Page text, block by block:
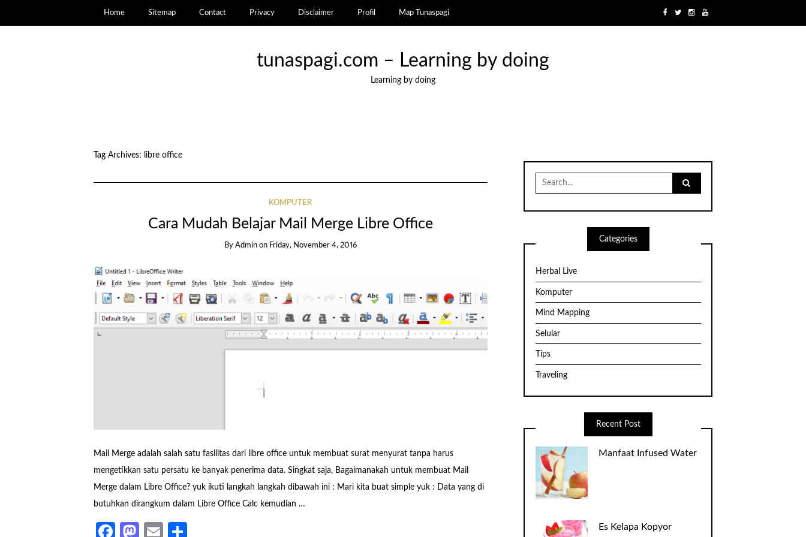
Home Sitemap Contact Privacy Disclaimer Profil Map Tunaspagi
tunaspagi.com – Learning by doing
Learning by doing
Tag Archives: libre office
KOMPUTER
Cara Mudah Belajar Mail Merge Libre Office
By Admin on Friday, November 4, 2016
Mail Merge adalah salah satu fasilitas dari libre office untuk membuat surat menyurat tanpa harus
mengetikkan satu persatu ke banyak penerima data. Singkat saja, Bagaimanakah untuk membuat Mail
Merge dalam Libre Office? yuk ikuti langkah langkah dibawah ini : Mari kita buat simple yuk : Data yang di
butuhkan dirangkum dalam Libre Office Calc kemudian …
Facebook
Mastodon
Email
Search
for:
Categories
Herbal Live
Komputer
Mind Mapping
Selular
Tips
Traveling
Recent Post
Manfaat Infused Water
Es Kelapa Kopyor